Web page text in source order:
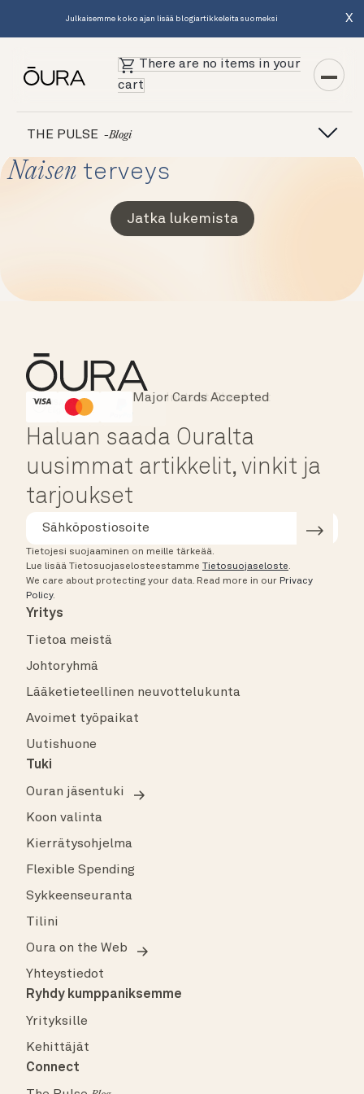
Julkaisemme koko ajan lisää blogiartikkeleita suomeksi X
There are no items in your
cart
THE PULSE -blogi
Naisen terveys
Jatka lukemista
HSA/FSA Eligible
Instant Checkout
Major Cards Accepted
Haluan saada Ouralta
uusimmat artikkelit, vinkit ja
tarjoukset
Tietojesi suojaaminen on meille tärkeää.
Lue lisää Tietosuojaselosteestamme Tietosuojaseloste.
We care about protecting your data. Read more in our Privacy
Policy.
Yritys
Tietoa meistä
Johtoryhmä
Lääketieteellinen neuvottelukunta
Avoimet työpaikat
Uutishuone
Tuki
Ouran jäsentuki
Koon valinta
Kierrätysohjelma
Flexible Spending
Sykkeenseuranta
Tilini
Oura on the Web
Yhteystiedot
Ryhdy kumppaniksemme
Yrityksille
Kehittäjät
Connect